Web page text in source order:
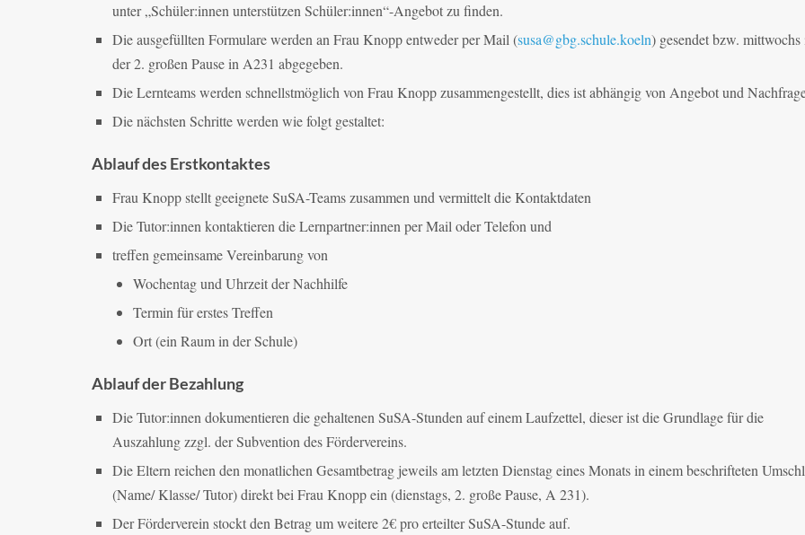
unter „Schüler:innen unterstützen Schüler:innen“-Angebot zu finden.
Die ausgefüllten Formulare werden an Frau Knopp entweder per Mail (susa@gbg.schule.koeln) gesendet bzw. mittwochs
der 2. großen Pause in A231 abgegeben.
Die Lernteams werden schnellstmöglich von Frau Knopp zusammengestellt, dies ist abhängig von Angebot und
Die nächsten Schritte werden wie folgt gestaltet:
Ablauf des Erstkontaktes
Frau Knopp stellt geeignete SuSA-Teams zusammen und vermittelt die Kontaktdaten
Die Tutor:innen kontaktieren die Lernpartner:innen per Mail oder Telefon und
treffen gemeinsame Vereinbarung von
Wochentag und Uhrzeit der Nachhilfe
Termin für erstes Treffen
Ort (ein Raum in der Schule)
Ablauf der Bezahlung
Die Tutor:innen dokumentieren die gehaltenen SuSA-Stunden auf einem Laufzettel, dieser ist die Grundlage für die
Auszahlung zzgl. der Subvention des Fördervereins.
Die Eltern reichen den monatlichen Gesamtbetrag jeweils am letzten Dienstag eines Monats in einem beschrifteten
(Name/ Klasse/ Tutor) direkt bei Frau Knopp ein (dienstags, 2. große Pause, A 231).
Der Förderverein stockt den Betrag um weitere 2€ pro erteilter SuSA-Stunde auf.